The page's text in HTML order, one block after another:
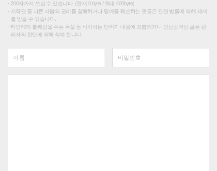
200자까지 쓰실 수 있습니다. (현재 0 byte / 최대 400byte)
저작권 등 다른 사람의 권리를 침해하거나 명예를 훼손하는 댓글은 관련 법률에 의해 제재
를 받을 수 있습니다.
타인에게 불쾌감을 주는 욕설 등 비하하는 단어가 내용에 포함되거나 인신공격성 글은 관
리자의 판단에 의해 삭제 합니다.